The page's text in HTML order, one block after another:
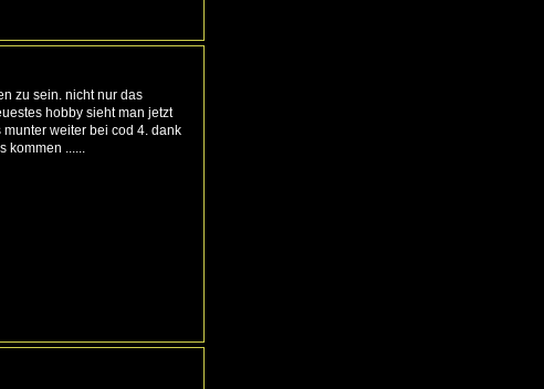
zu sein. nicht nur das
hobby sieht man jetzt
weiter bei cod 4. dank
kommen ......